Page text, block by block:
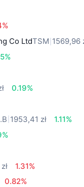
Co LtdTSM 1569,96
0.19%
1953,41 zł
1.11%
1.31%
0.82%